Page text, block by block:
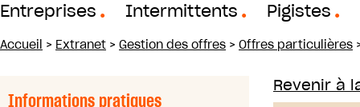
Entreprises Intermittents Pigistes
Accueil > Extranet > Gestion des offres > Offres particulières
Informations pratiques
Revenir à